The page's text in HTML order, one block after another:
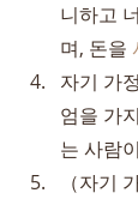
니하고
며, 돈을
자기 가
엄을 가
는 사람
（자기